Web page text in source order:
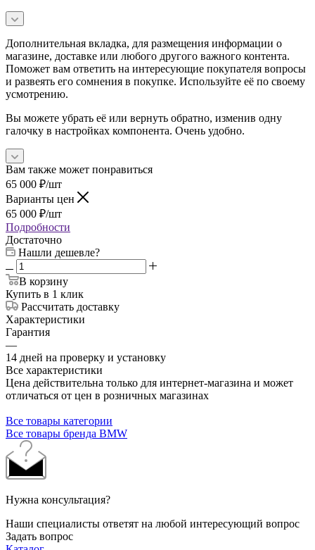
Дополнительная вкладка, для размещения информации о
магазине, доставке или любого другого важного контента.
Поможет вам ответить на интересующие покупателя вопросы
и развеять его сомнения в покупке. Используйте её по своему
усмотрению.
Вы можете убрать её или вернуть обратно, изменив одну
галочку в настройках компонента. Очень удобно.
Вам также может понравиться
65 000 ₽/шт
Варианты цен
65 000 ₽/шт
Подробности
Достаточно
Нашли дешевле?
В корзину
Купить в 1 клик
Рассчитать доставку
Характеристики
Гарантия
—
14 дней на проверку и установку
Все характеристики
Цена действительна только для интернет-магазина и может
отличаться от цен в розничных магазинах
Все товары категории
Все товары бренда BMW
Нужна консультация?
Наши специалисты ответят на любой интересующий вопрос
Задать вопрос